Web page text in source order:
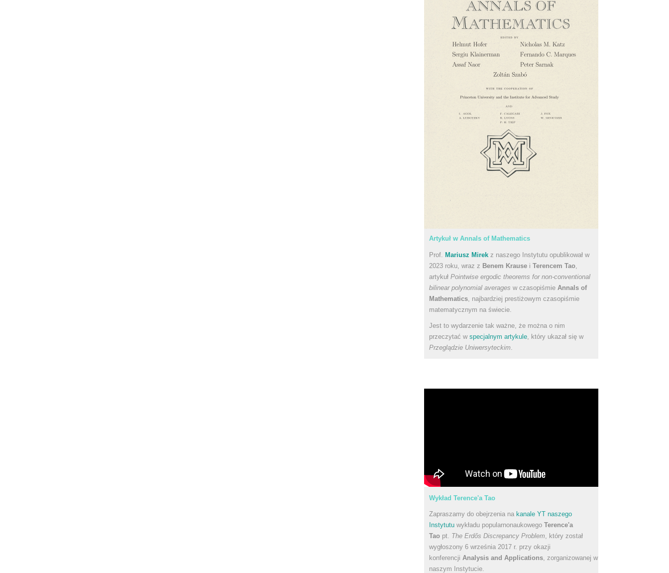
Artykuł w Annals of Mathematics
Prof. Mariusz Mirek z naszego Instytutu opublikował w
2023 roku, wraz z Benem Krause i Terencem Tao
artykuł Pointwise ergodic theorems for non-conventional
bilinear polynomial averages w czasopiśmie Annals of
Mathematics , najbardziej prestiżowym czasopiśmie
matematycznym na świecie.
Jest to wydarzenie tak ważne, że można o nim
przeczytać w specjalnym artykule, który ukazał się w
Przeglądzie Uniwersyteckim.
Wykład Terence'a Tao
Zapraszamy do obejrzenia na kanale YT naszego
Instytutu wykładu popularnonaukowego Terence'a
Tao pt. The Erdős Discrepancy Problem , który został
wygłoszony 6 września 2017 r. przy okazji
konferencji Analysis and Applications , zorganizowanej w
naszym Instytucie.